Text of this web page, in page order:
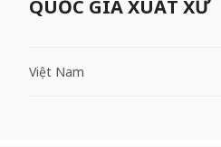
QUỐC GIA XUẤT XỨ
Việt Nam